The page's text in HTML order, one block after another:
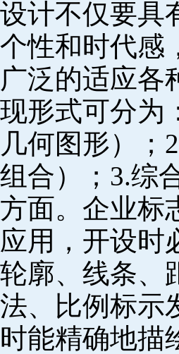
设计不仅要具
个性和时代感
广泛的适应各
现形式可分为
几何图形）；
组合）；3.综
方面。企业标
应用，开设时
轮廓、线条、
法、比例标示
时能精确地描